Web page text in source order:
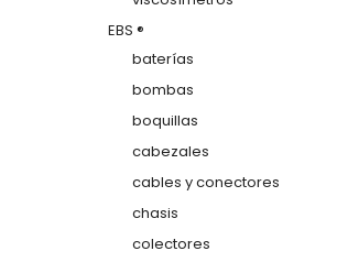
EBS ®
baterías
bombas
boquillas
cabezales
cables y conectores
chasis
colectores